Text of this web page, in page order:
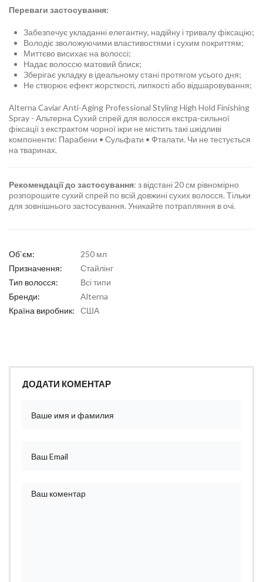
Переваги застосування:
Забезпечує укладанні елегантну, надійну і тривалу фіксацію;
Володіє зволожуючими властивостями і сухим покриттям;
Миттєво висихає на волоссі;
Надає волоссю матовий блиск;
Зберігає укладку в ідеальному стані протягом усього дня;
Не створює ефект жорсткості, липкості або відшаровування;
Alterna Caviar Anti-Aging Professional Styling High Hold Finishing
Spray - Альтерна Сухий спрей для волосся екстра-сильної
фіксації з екстрактом чорної ікри не містить такі шкідливі
компоненти: Парабени • Сульфати • Фталати. Чи не тестується
на тваринах.
Рекомендації до застосування: з відстані 20 см рівномірно
розпорошите сухий спрей по всій довжині сухих волосся. Тільки
для зовнішнього застосування. Уникайте потрапляння в очі.
Об`єм:
250 мл
Призначення:
Стайлінг
Тип волосся:
Всі типи
Бренди:
Alterna
Країна виробник:
США
ДОДАТИ КОМЕНТАР